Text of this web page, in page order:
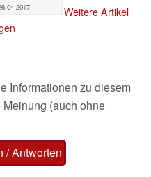
Weitere Artikel
Informationen zu diesem
(auch ohne
/ Antworten